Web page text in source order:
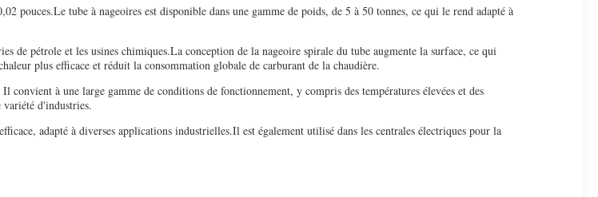
pouces.Le tube à nageoires est disponible dans une gamme de poids, de 5 à 50 tonnes, ce qui le rend adapté à
de pétrole et les usines chimiques.La conception de la nageoire spirale du tube augmente la surface, ce qui
plus efficace et réduit la consommation globale de carburant de la chaudière.
convient à une large gamme de conditions de fonctionnement, y compris des températures élevées et des
d'industries.
adapté à diverses applications industrielles.Il est également utilisé dans les centrales électriques pour la